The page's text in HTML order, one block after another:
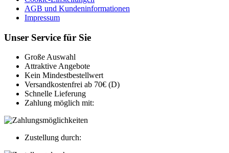
AGB und Kundeninformationen
Impressum
Unser Service für Sie
Große Auswahl
Attraktive Angebote
Kein Mindestbestellwert
Versandkostenfrei ab 70€ (D)
Schnelle Lieferung
Zahlung möglich mit:
Zustellung durch: